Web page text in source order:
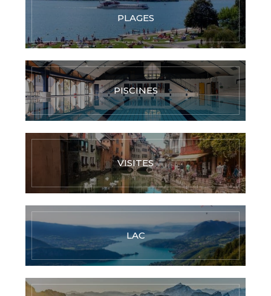
PLAGES
PISCINES
VISITES
LAC